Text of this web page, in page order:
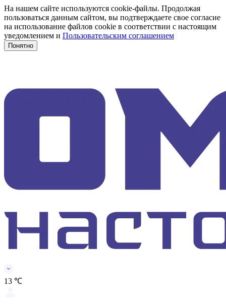
На нашем сайте используются cookie-файлы. Продолжая
пользоваться данным сайтом, вы подтверждаете свое согласие
на использование файлов cookie в соответствии с настоящим
уведомлением и Пользовательским соглашением
Понятно
13 ℃